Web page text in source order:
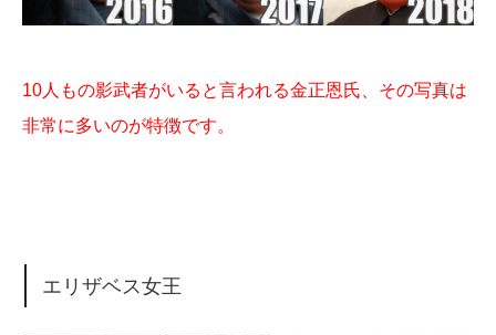
10人もの影武者がいると言われる金正恩氏、その写真は
非常に多いのが特徴です。
エリザベス女王